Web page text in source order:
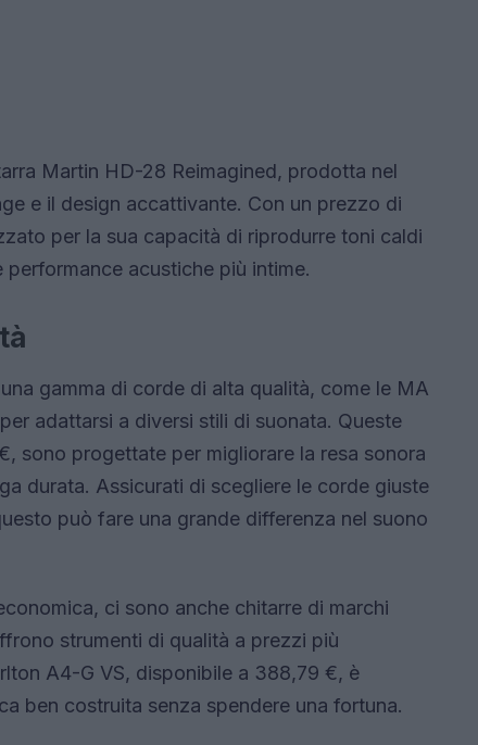
Martin HD-28 Reimagined, prodotta nel
e il design accattivante. Con un prezzo di
per la sua capacità di riprodurre toni caldi
acustiche più intime.
gamma di corde di alta qualità, come le MA
adattarsi a diversi stili di suonata. Queste
sono progettate per migliorare la resa sonora
durata. Assicurati di scegliere le corde giuste
può fare una grande differenza nel suono
ci sono anche chitarre di marchi
strumenti di qualità a prezzi più
A4-G VS, disponibile a 388,79 €, è
ben costruita senza spendere una fortuna.